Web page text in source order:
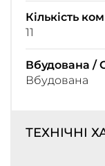
Кількість
11
Вбудована /
Вбудована
ТЕХНІЧНІ